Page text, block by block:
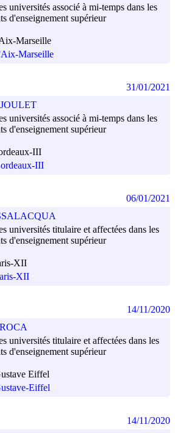
universités associé à mi-temps dans les
d'enseignement supérieur
Marseille
Marseille
universités associé à mi-temps dans les
d'enseignement supérieur
III
III
31/01/2021
universités titulaire et affectées dans les
d'enseignement supérieur
XII
XII
06/01/2021
universités titulaire et affectées dans les
d'enseignement supérieur
Eiffel
Eiffel
14/11/2020
14/11/2020